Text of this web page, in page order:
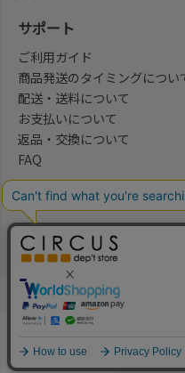
会社概要/お問合せ先
サポート
ご利用ガイド
商品発送のタイミングについ
配送・送料について
お支払いについて
返品・交換について
FAQ
法律に基づく表示
©2004-2026 子供服・キッ
何かお探